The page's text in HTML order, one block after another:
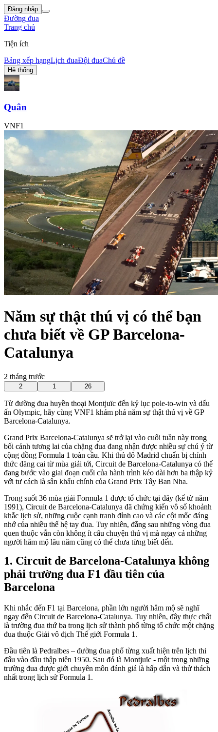
Đăng nhập
Đường đua
Trang chủ
Tiện ích
Bảng xếp hạngLịch đuaĐội đuaChủ đề
Hệ thống
Quân
VNF1
Năm sự thật thú vị có thể bạn
chưa biết về GP Barcelona-
Catalunya
2 tháng trước
2 1 26
Từ đường đua huyền thoại Montjuïc đến kỷ lục pole-to-win và dấu
ấn Olympic, hãy cùng VNF1 khám phá năm sự thật thú vị về GP
Barcelona-Catalunya.
Grand Prix Barcelona-Catalunya sẽ trở lại vào cuối tuần này trong
bối cảnh tương lai của chặng đua đang nhận được nhiều sự chú ý từ
cộng đồng Formula 1 toàn cầu. Khi thủ đô Madrid chuẩn bị chính
thức đăng cai từ mùa giải tới, Circuit de Barcelona-Catalunya có thể
đang bước vào giai đoạn cuối của hành trình kéo dài hơn ba thập kỷ
với tư cách là sân khấu chính của Grand Prix Tây Ban Nha.
Trong suốt 36 mùa giải Formula 1 được tổ chức tại đây (kể từ năm
1991), Circuit de Barcelona-Catalunya đã chứng kiến vô số khoảnh
khắc lịch sử, những cuộc cạnh tranh đỉnh cao và các cột mốc đáng
nhớ của nhiều thế hệ tay đua. Tuy nhiên, đằng sau những vòng đua
quen thuộc vẫn còn không ít câu chuyện thú vị mà ngay cả những
người hâm mộ lâu năm cũng có thể chưa từng biết đến.
Circuit de Barcelona-Catalunya không
phải trường đua F1 đầu tiên của
Barcelona
Khi nhắc đến F1 tại Barcelona, phần lớn người hâm mộ sẽ nghĩ
ngay đến Circuit de Barcelona-Catalunya. Tuy nhiên, đây thực chất
là trường đua thứ ba trong lịch sử thành phố từng tổ chức một chặng
đua thuộc Giải vô địch Thế giới Formula 1.
Đầu tiên là Pedralbes – đường đua phố từng xuất hiện trên lịch thi
đấu vào đầu thập niên 1950. Sau đó là Montjuïc - một trong những
trường đua được giới chuyên môn đánh giá là hấp dẫn và thử thách
nhất trong lịch sử Formula 1.